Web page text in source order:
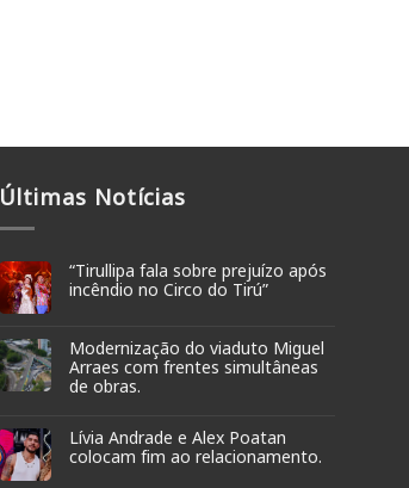
Últimas Notícias
“Tirullipa fala sobre prejuízo após
incêndio no Circo do Tirú”
Modernização do viaduto Miguel
Arraes com frentes simultâneas
de obras.
Lívia Andrade e Alex Poatan
colocam fim ao relacionamento.